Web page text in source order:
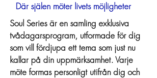
Där själen möter livets möjligheter
Soul Series är en samling exklusiva
tvådagarsprogram, utformade för dig
som vill fördjupa ett tema som just nu
kallar på din uppmärksamhet. Varje
möte formas personligt utifrån dig och